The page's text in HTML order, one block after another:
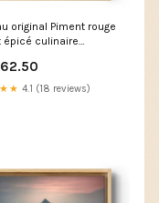
original Piment rouge
épicé culinaire
4.1 (18 reviews)